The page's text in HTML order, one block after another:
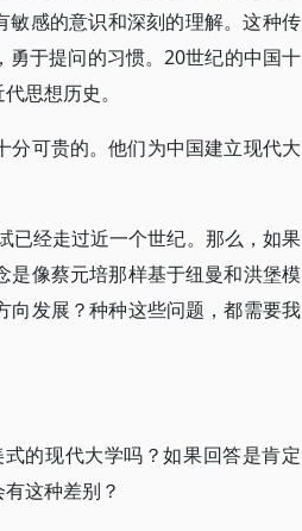
敏感的意识和深刻的理解。这种传
于提问的习惯。20世纪的中国十
思想历史。
分可贵的。他们为中国建立现代大
已经走过近一个世纪。那么，如果
是像蔡元培那样基于纽曼和洪堡模
向发展？种种这些问题，都需要我
的现代大学吗？如果回答是肯定
这种差别？